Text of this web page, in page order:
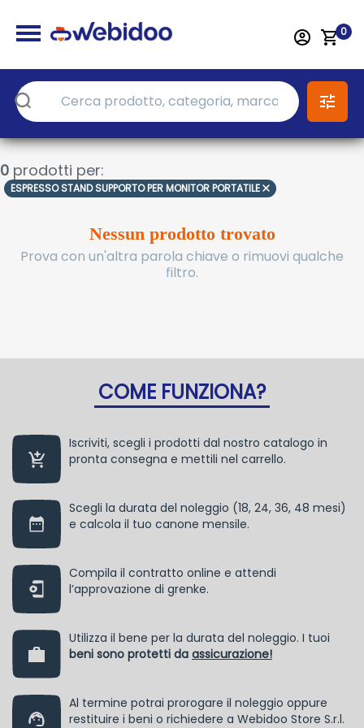
0
0 prodotti per:
ESPRESSO STAND SUPPORTO PER MONITOR PORTATILE
Nessun prodotto trovato
Prova con un'altra parola chiave o rimuovi qualche
filtro.
COME FUNZIONA?
Iscriviti, scegli i prodotti dal nostro catalogo in
pronta consegna e mettili nel carrello.
Scegli la durata del noleggio (18, 24, 36, 48 mesi)
e calcola il tuo canone mensile.
Compila il contratto online e attendi
l’approvazione di grenke.
Utilizza il bene per la durata del noleggio. I tuoi
beni sono protetti da assicurazione!
Al termine potrai prorogare il noleggio oppure
restituire i beni o richiedere a Webidoo Store S.r.l.